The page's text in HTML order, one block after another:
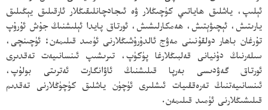
ئېلىپ، ياشلىق ھاياتىي كۈچىڭلار ۋە ئىجادچانلىقىڭلار ئارقىلىق يېڭىلىق
يارىتىش، ئېچىۋېتىش، ھەمكارلىشىش، ئورتاق پايدا ئېلىشنىڭ جۇش ئۇرۇپ
تۇرغان باھار دولقۇنىنى مەۋج ئالدۇرۇشىڭلارنى ئۈمىد قىلىمەن؛ ئۈچىنچى،
سىلەرنىڭ دۇنيانى قەلبىڭلارغا پۈكۈپ، تىرىشىپ ئىنسانىيەت تەقدىرى
ئورتاق گەۋدىسى بەرپا قىلىشنىڭ ئاۋانگارت ئەترىتى بولۇپ،
ئىنسانىيەتنىڭ تەرەققىيات ئىشلىرى ئۈچۈن ياشلىق كۈچۈڭلارنى تەقدىم
قىلىشىڭلارنى ئۈمىد قىلىمەن.